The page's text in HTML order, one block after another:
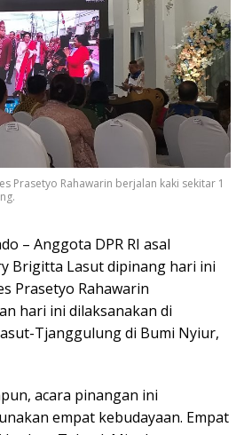
Prasetyo Rahawarin berjalan kaki sekitar 1
– Anggota DPR RI asal
Brigitta Lasut dipinang hari ini
Prasetyo Rahawarin
hari ini dilaksanakan di
Tjanggulung di Bumi Nyiur,
acara pinangan ini
empat kebudayaan. Empat